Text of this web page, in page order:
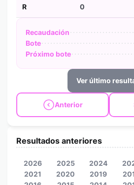
R 0
Recaudación
Bote
Próximo bote
Ver último
Anterior
Resultados anteriores
2026 2025 2024
2021
2020 2019